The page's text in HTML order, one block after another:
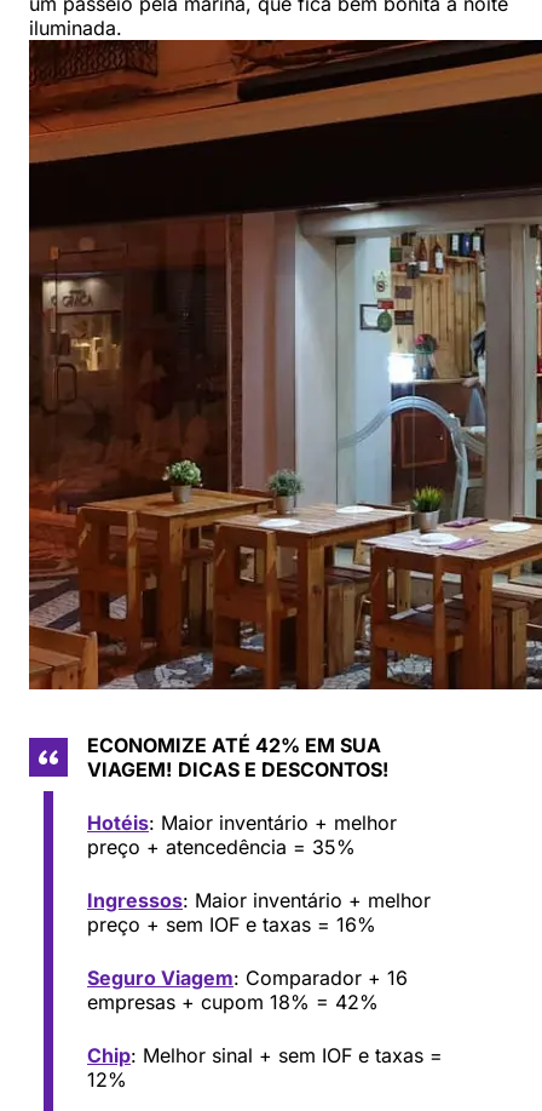
iluminada.
ECONOMIZE ATÉ 42% EM SUA
VIAGEM! DICAS E DESCONTOS!
Hotéis: Maior inventário + melhor
preço + atencedência = 35%
Ingressos: Maior inventário + melhor
preço + sem IOF e taxas = 16%
Seguro Viagem: Comparador + 16
empresas + cupom 18% = 42%
Chip: Melhor sinal + sem IOF e taxas =
12%